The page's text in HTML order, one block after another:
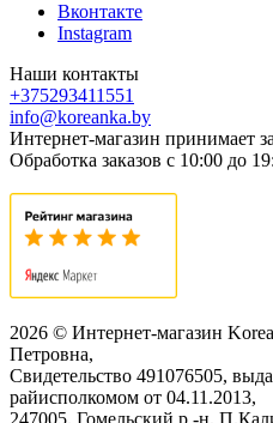
Вконтакте
Instagram
Наши контакты
+375293411551
info@koreanka.by
Интернет-магазин принимает
Обработка заказов с 10:00 до
2026 © Интернет-магазин
Петровна,
Свидетельство ‎491076505,
райисполкомом от 04.11.2013,